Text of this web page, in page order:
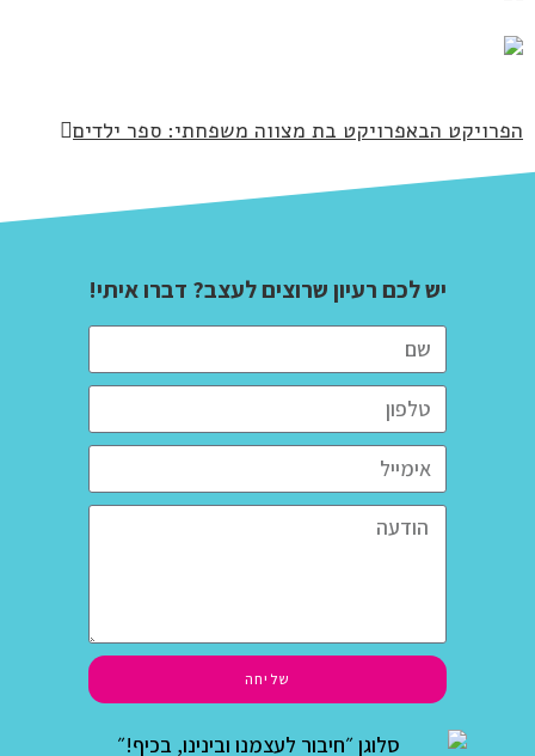
הבאפרויקט בת מצווה משפחתי: ספר ילדים
יש לכם רעיון שרוצים לעצב? דברו איתי!
שליחה